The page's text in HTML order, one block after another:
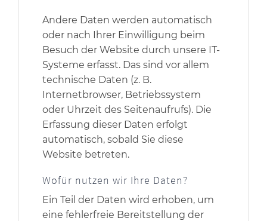
Andere Daten werden automatisch
oder nach Ihrer Einwilligung beim
Besuch der Website durch unsere IT-
Systeme erfasst. Das sind vor allem
technische Daten (z. B.
Internetbrowser, Betriebssystem
oder Uhrzeit des Seitenaufrufs). Die
Erfassung dieser Daten erfolgt
automatisch, sobald Sie diese
Website betreten.
Wofür nutzen wir Ihre Daten?
Ein Teil der Daten wird erhoben, um
eine fehlerfreie Bereitstellung der